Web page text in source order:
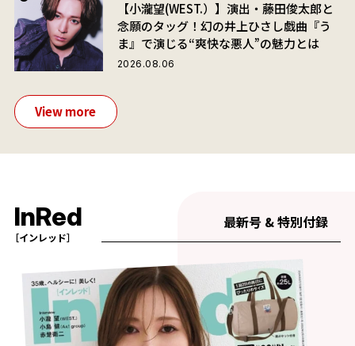
【小瀧望(WEST.）】演出・藤田俊太郎と
念願のタッグ！幻の井上ひさし戯曲『う
ま』で演じる“爽快な悪人”の魅力とは
2026.08.06
View more
InRed
［インレッド］
最新号 & 特別付録